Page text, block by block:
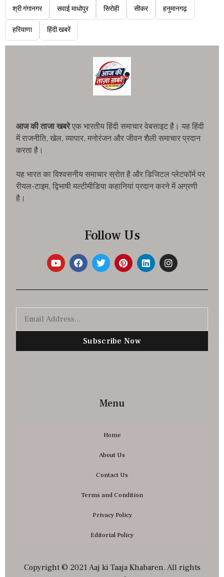
श्री गंगानगर सवाई माधोपुर सिरोही सीकर हनुमानगढ़
हरियाणा हिंदी खबरें
आज की ताजा खबरेएक भारतीय हिंदी समाचार वेबसाइट है। यह हिंदी
में राजनीति, खेल, व्यापार, मनोरंजन और जीवन शैली समाचार प्रदान
करता है।
यह भारत का विश्वसनीय समाचार स्रोत है और डिजिटल प्लेटफॉर्म पर
रीयल-टाइम, द्विभाषी मल्टीमीडिया कहानियां प्रदान करने में अग्रणी
है।
Follow Us
Subscribe Now
Menu
Home
About Us
Contact Us
Terms and Condition
Privacy Policy
Editorial Policy
Copyright © 2021 Aaj ki Taaja Khabaren. All rights